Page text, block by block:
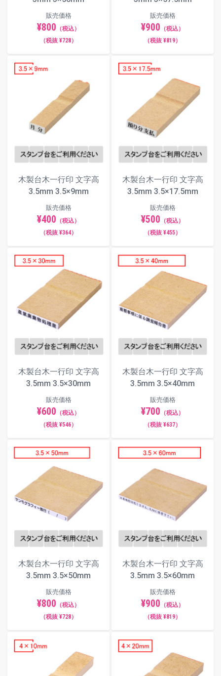
へ移動します。
印面サイズ：
3×12.5mm
（推奨文字数：全角4文
字）
画像の青枠は外寸サイズです。画像はヨコ組みですが、タテ組
みレイアウトもご用意しています。
推奨文字数以外でも文字幅や文字間は自動調整されます。自由
編集機能で細かい調整も可能です。
3.5×9 3.5×17.5 3.5×30 3.5×40
4×10 4×20 4×29 4×40
4.5×11 4.5×22 4.5×29 4.5×40
5×40
5.5×41
6.5×40
7×30 7×50
販売価格
¥800 （税込）
（税抜 ¥728）
販売価格
¥900 （税込）
（税抜 ¥819）
木製台木一行印 文字高
3.5mm 3.5×9mm
販売価格
¥400 （税込）
（税抜 ¥364）
木製台木一行印 文字高
3.5mm 3.5×17.5mm
販売価格
¥500 （税込）
（税抜 ¥455）
木製台木一行印 文字高
3.5mm 3.5×30mm
販売価格
¥600 （税込）
（税抜 ¥546）
木製台木一行印 文字高
3.5mm 3.5×40mm
販売価格
¥700 （税込）
（税抜 ¥637）
木製台木一行印 文字高
3.5mm 3.5×50mm
販売価格
¥800 （税込）
（税抜 ¥728）
木製台木一行印 文字高
3.5mm 3.5×60mm
販売価格
¥900 （税込）
（税抜 ¥819）